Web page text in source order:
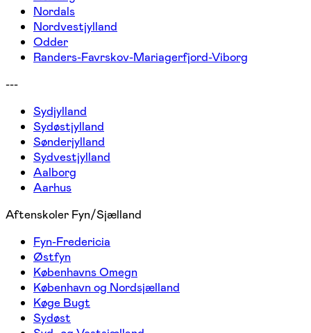
Nordals
Nordvestjylland
Odder
Randers-Favrskov-Mariagerfjord-Viborg
---
Sydjylland
Sydøstjylland
Sønderjylland
Sydvestjylland
Aalborg
Aarhus
Aftenskoler Fyn/Sjælland
Fyn-Fredericia
Østfyn
Københavns Omegn
København og Nordsjælland
Køge Bugt
Sydøst